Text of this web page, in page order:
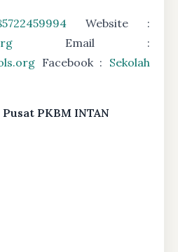
Website :
Email :
Facebook : Sekolah
PKBM INTAN